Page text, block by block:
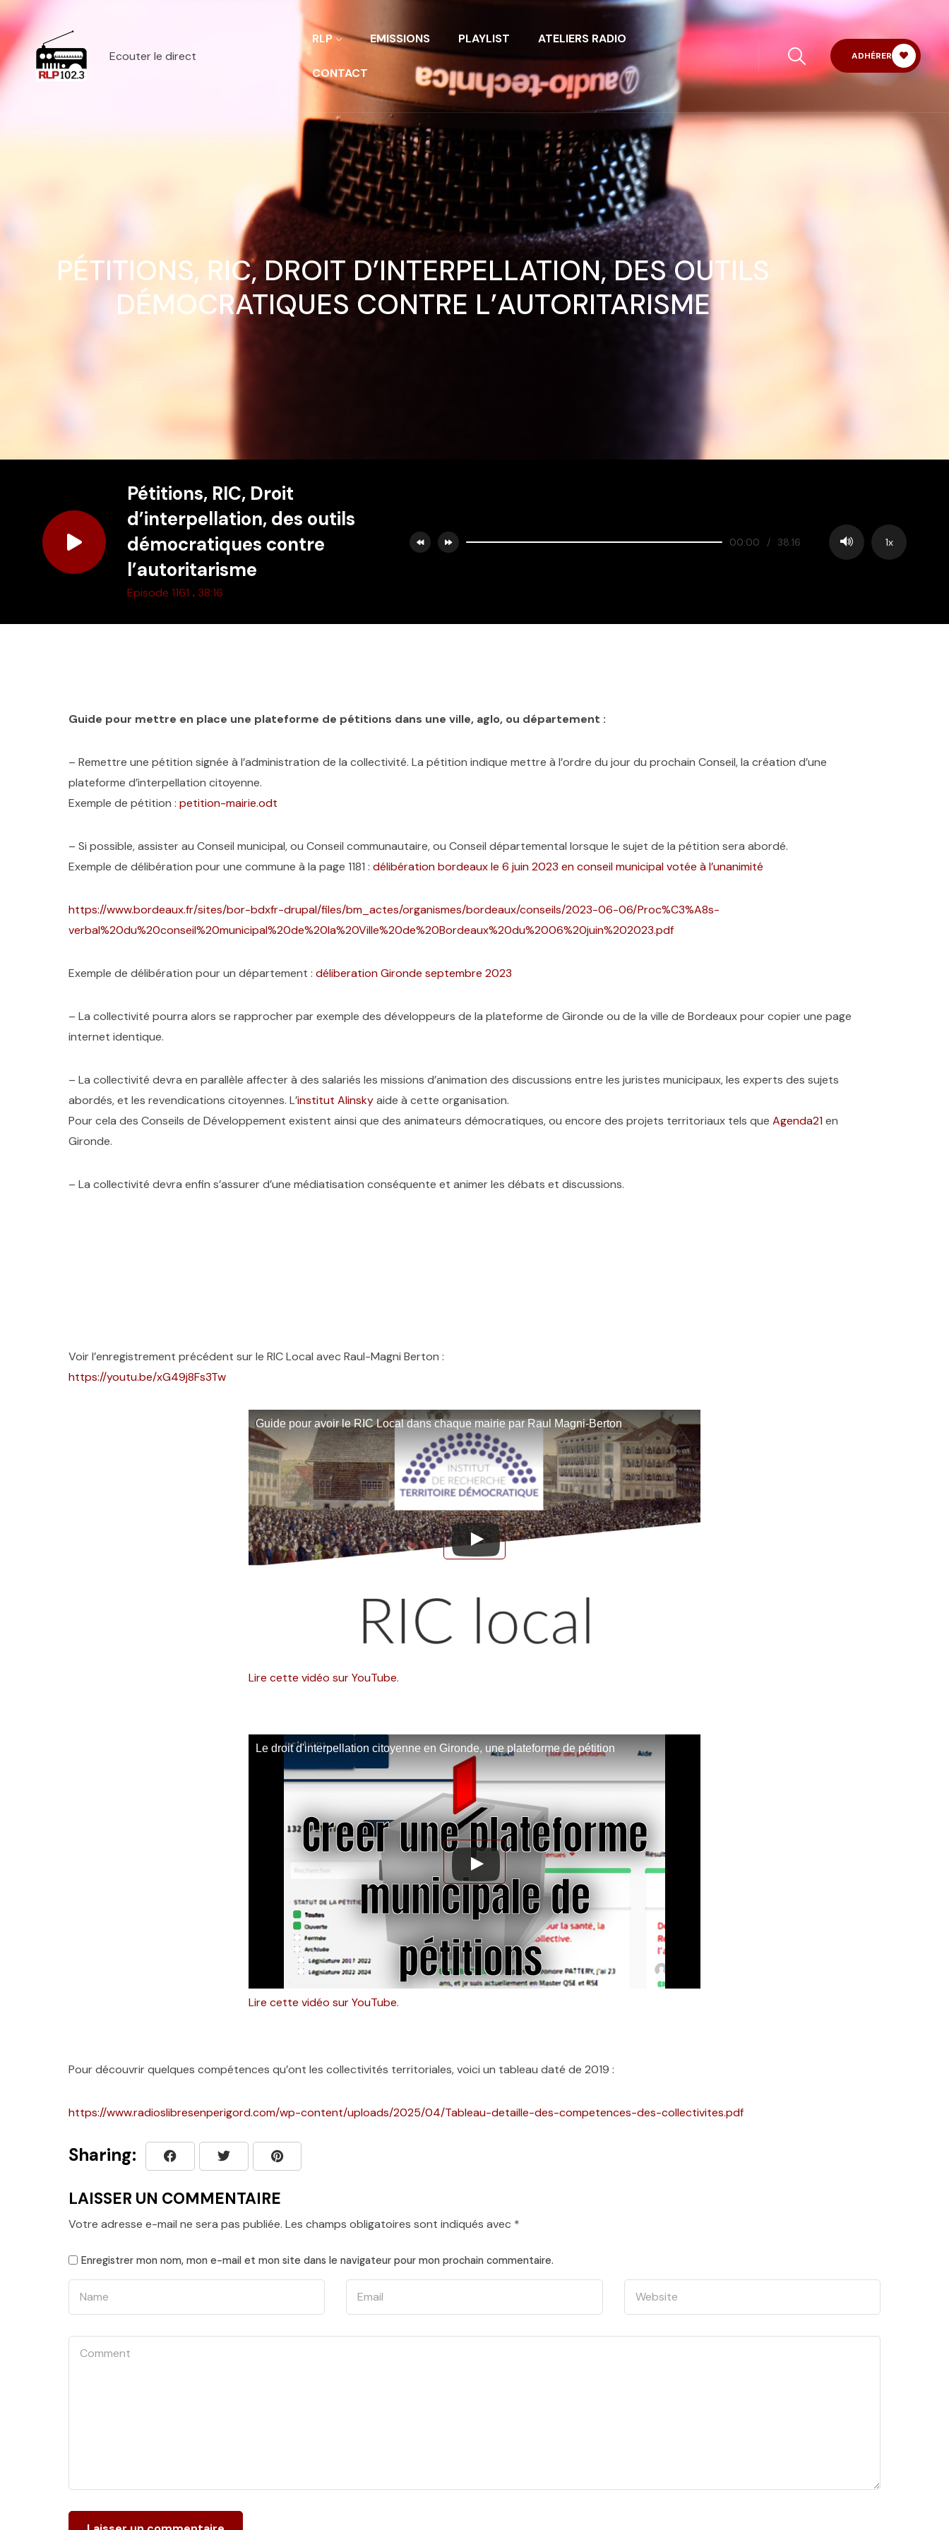
Ecouter le direct
RLP EMISSIONS PLAYLIST ATELIERS RADIO
CONTACT
ADHÉRER
PÉTITIONS, RIC, DROIT D’INTERPELLATION, DES OUTILS
DÉMOCRATIQUES CONTRE L’AUTORITARISME
Pétitions, RIC, Droit
d’interpellation, des outils
démocratiques contre
l’autoritarisme
Episode 1161 . 38:16
00:00 / 38:16 1x
Guide pour mettre en place une plateforme de pétitions dans une ville, aglo, ou département :
– Remettre une pétition signée à l’administration de la collectivité. La pétition indique mettre à l’ordre du jour du prochain Conseil, la création d’une
plateforme d’interpellation citoyenne.
Exemple de pétition : petition-mairie.odt
– Si possible, assister au Conseil municipal, ou Conseil communautaire, ou Conseil départemental lorsque le sujet de la pétition sera abordé.
Exemple de délibération pour une commune à la page 1181 : délibération bordeaux le 6 juin 2023 en conseil municipal votée à l’unanimité
https://www.bordeaux.fr/sites/bor-bdxfr-drupal/files/bm_actes/organismes/bordeaux/conseils/2023-06-06/Proc%C3%A8s-
verbal%20du%20conseil%20municipal%20de%20la%20Ville%20de%20Bordeaux%20du%2006%20juin%202023.pdf
Exemple de délibération pour un département : déliberation Gironde septembre 2023
– La collectivité pourra alors se rapprocher par exemple des développeurs de la plateforme de Gironde ou de la ville de Bordeaux pour copier une page
internet identique.
– La collectivité devra en parallèle affecter à des salariés les missions d’animation des discussions entre les juristes municipaux, les experts des sujets
abordés, et les revendications citoyennes. L’institut Alinskyaide à cette organisation.
Pour cela des Conseils de Développement existent ainsi que des animateurs démocratiques, ou encore des projets territoriaux tels que Agenda21en
Gironde.
– La collectivité devra enfin s’assurer d’une médiatisation conséquente et animer les débats et discussions.
Voir l’enregistrement précédent sur le RIC Local avec Raul-Magni Berton :
https://youtu.be/xG49j8Fs3Tw
Guide pour avoir le RIC Local dans chaque mairie par Raul Magni-Berton
Lire cette vidéo sur YouTube.
Le droit d'interpellation citoyenne en Gironde, une plateforme de pétition
Lire cette vidéo sur YouTube.
Pour découvrir quelques compétences qu’ont les collectivités territoriales, voici un tableau daté de 2019 :
https://www.radioslibresenperigord.com/wp-content/uploads/2025/04/Tableau-detaille-des-competences-des-collectivites.pdf
Sharing:
LAISSER UN COMMENTAIRE
Votre adresse e-mail ne sera pas publiée. Les champs obligatoires sont indiqués avec *
Enregistrer mon nom, mon e-mail et mon site dans le navigateur pour mon prochain commentaire.